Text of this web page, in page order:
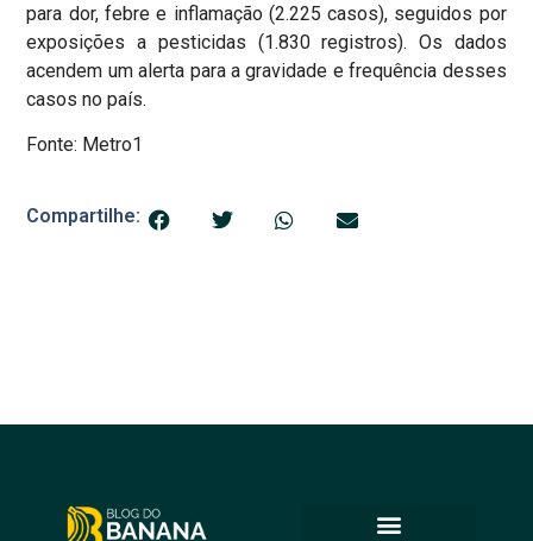
para dor, febre e inflamação (2.225 casos), seguidos por
exposições a pesticidas (1.830 registros). Os dados
acendem um alerta para a gravidade e frequência desses
casos no país.
Fonte: Metro1
Compartilhe: